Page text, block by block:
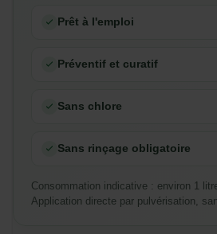
Prêt à l'emploi
Préventif et curatif
Sans chlore
Sans rinçage obligatoire
Consommation indicative : environ 1
Application directe par pulvérisation,